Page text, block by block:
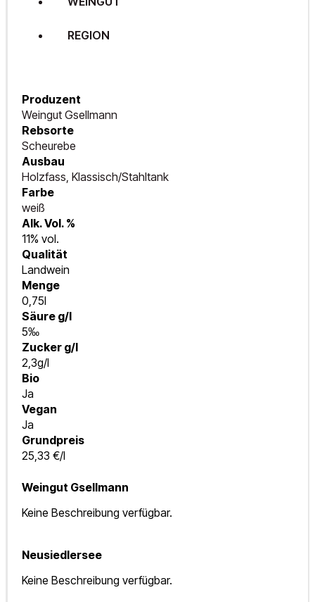
REGION
Produzent
Weingut Gsellmann
Rebsorte
Scheurebe
Ausbau
Holzfass, Klassisch/Stahltank
Farbe
weiß
Alk. Vol. %
11% vol.
Qualität
Landwein
Menge
0,75l
Säure g/l
5‰
Zucker g/l
2,3g/l
Bio
Ja
Vegan
Ja
Grundpreis
25,33 €/l
Weingut Gsellmann
Keine Beschreibung verfügbar.
Neusiedlersee
Keine Beschreibung verfügbar.